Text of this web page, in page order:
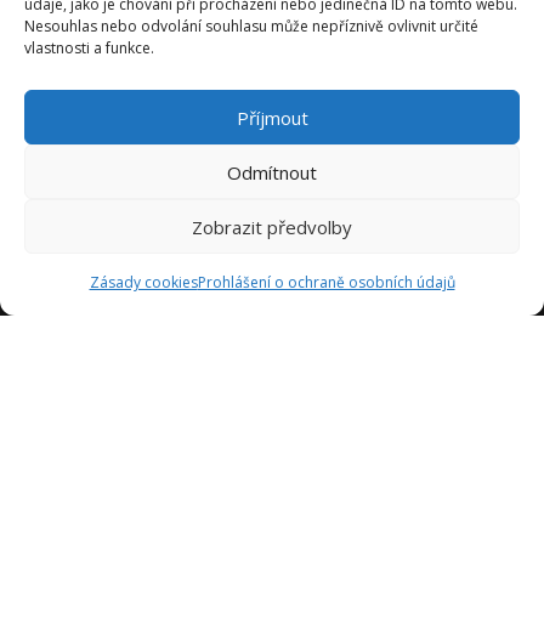
údaje, jako je chování při procházení nebo jedinečná ID na tomto webu.
Nesouhlas nebo odvolání souhlasu může nepříznivě ovlivnit určité
vlastnosti a funkce.
Příjmout
Odmítnout
Zobrazit předvolby
Zásady cookiesProhlášení o ochraně osobních údajů